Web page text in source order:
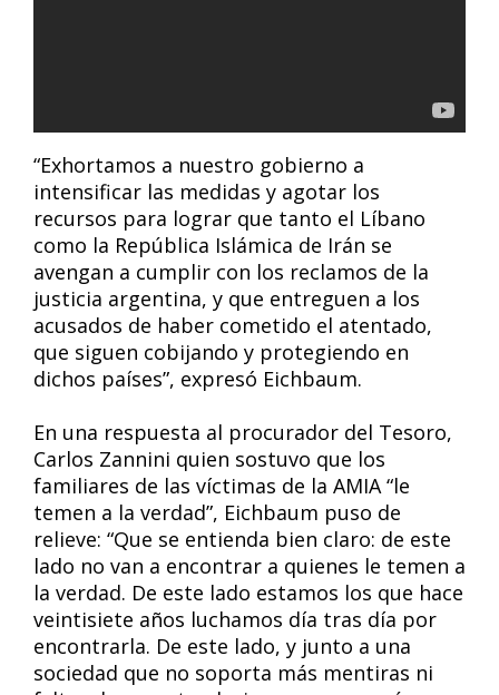
“Exhortamos a nuestro gobierno a
intensificar las medidas y agotar los
recursos para lograr que tanto el Líbano
como la República Islámica de Irán se
avengan a cumplir con los reclamos de la
justicia argentina, y que entreguen a los
acusados de haber cometido el atentado,
que siguen cobijando y protegiendo en
dichos países”, expresó Eichbaum.
En una respuesta al procurador del Tesoro,
Carlos Zannini quien sostuvo que los
familiares de las víctimas de la AMIA “le
temen a la verdad”, Eichbaum puso de
relieve: “Que se entienda bien claro: de este
lado no van a encontrar a quienes le temen a
la verdad. De este lado estamos los que hace
veintisiete años luchamos día tras día por
encontrarla. De este lado, y junto a una
sociedad que no soporta más mentiras ni